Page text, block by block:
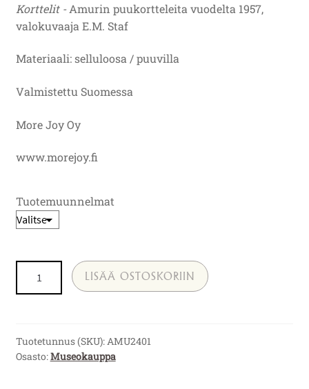
Korttelit -Amurin puukortteleita vuodelta 1957,
valokuvaaja E.M. Staf
Materiaali: selluloosa / puuvilla
Valmistettu Suomessa
More Joy Oy
www.morejoy.fi
Tuotemuunnelmat
valokuvia
LISÄÄ OSTOSKORIIN
Tuotetunnus (SKU): AMU2401
Osasto:Museokauppa